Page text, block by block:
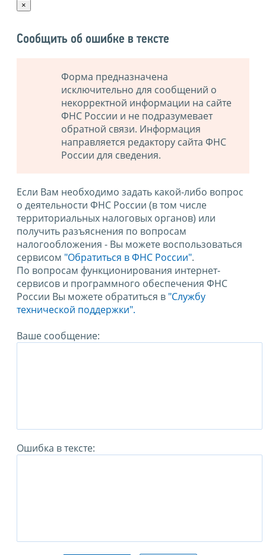
×
Сообщить об ошибке в тексте
Форма предназначена
исключительно для сообщений о
некорректной информации на сайте
ФНС России и не подразумевает
обратной связи. Информация
направляется редактору сайта ФНС
России для сведения.
Если Вам необходимо задать какой-либо вопрос
о деятельности ФНС России (в том числе
территориальных налоговых органов) или
получить разъяснения по вопросам
налогообложения - Вы можете воспользоваться
сервисом "Обратиться в ФНС России".
По вопросам функционирования интернет-
сервисов и программного обеспечения ФНС
России Вы можете обратиться в "Службу
технической поддержки".
Ваше сообщение:
Ошибка в тексте: